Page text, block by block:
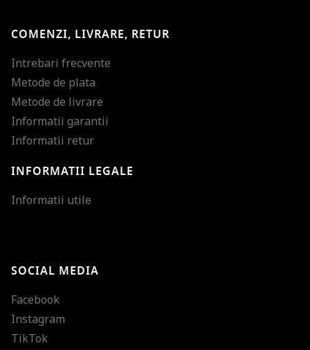
COMENZI, LIVRARE, RETUR
Intrebari frecvente
Metode de plata
Metode de livrare
Informatii garantii
Informatii retur
INFORMATII LEGALE
Informatii utile
SOCIAL MEDIA
Facebook
Instagram
TikTok